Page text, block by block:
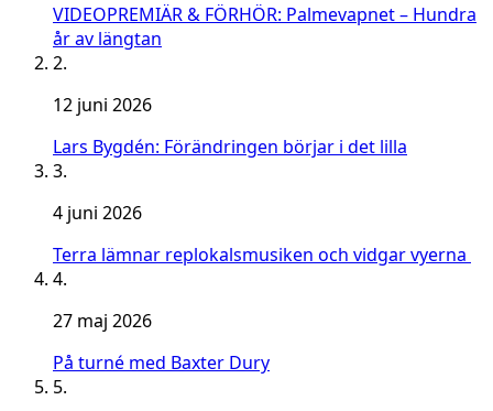
VIDEOPREMIÄR & FÖRHÖR: Palmevapnet – Hundra
år av längtan
2.
12 juni 2026
Lars Bygdén: Förändringen börjar i det lilla
3.
4 juni 2026
Terra lämnar replokalsmusiken och vidgar vyerna
4.
27 maj 2026
På turné med Baxter Dury
5.